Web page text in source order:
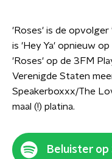
'Roses' is de
is 'Hey Ya' opnieuw
'Roses' op de 3FM
Verenigde Staten
Speakerboxxx/The
maal (!) platina.
Beluister